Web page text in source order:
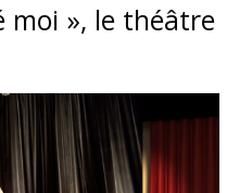
moi », le théâtre